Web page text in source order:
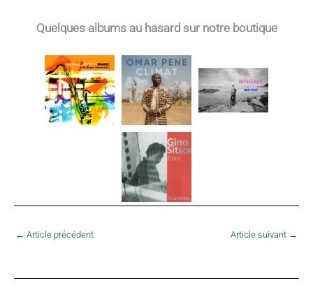
Quelques albums au hasard sur notre boutique
← Article précédent Article suivant →